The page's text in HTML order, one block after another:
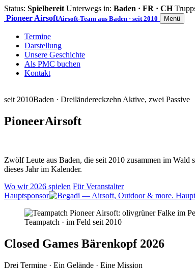
Status: Spielbereit Unterwegs in: Baden · FR · CH
Pioneer AirsoftAirsoft-Team aus Baden · seit 2010 Menü
Termine
Darstellung
Unsere Geschichte
Als PMC buchen
Kontakt
seit 2010Baden · Dreiländereckzehn Aktive, zwei Passive
PioneerAirsoft
Zwölf Leute aus Baden, die seit 2010 zusammen im Wald
dieses Jahr im Kalender.
Wo wir 2026 spielen Für Veranstalter
Hauptsponsor
Teampatch · im Feld seit 2010
Closed Games Bärenkopf 2026
Drei Termine · Ein Gelände · Eine Mission